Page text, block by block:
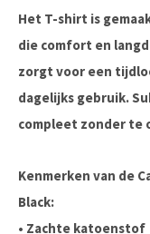
Het T-shirt is
die comfort en
zorgt voor een
dagelijks gebruik.
compleet zonder te
Kenmerken van de
Black:
• Zachte katoenstof